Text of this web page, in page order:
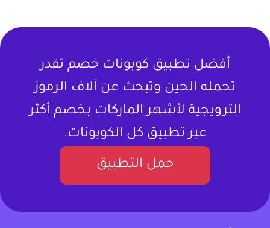
أفضل تطبيق كوبونات خصم تقدر
تحمله الحين وتبحث عن آلاف الرموز
الترويجية لأشهر الماركات بخصم أكثر
عبر تطبيق كل الكوبونات.
حمل التطبيق